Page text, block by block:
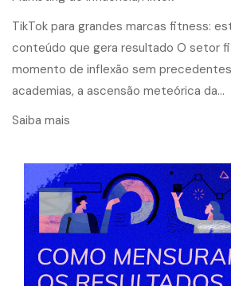
TikTok para grandes marcas fitness:
conteúdo que gera resultado O setor
momento de inflexão sem
academias, a ascensão meteórica da…
Saiba mais